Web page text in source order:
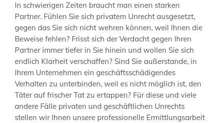
In schwierigen Zeiten braucht man einen starken
Partner. Fühlen Sie sich privatem Unrecht ausgesetzt,
gegen das Sie sich nicht wehren können, weil Ihnen die
Beweise fehlen? Frisst sich der Verdacht gegen Ihren
Partner immer tiefer in Sie hinein und wollen Sie sich
endlich Klarheit verschaffen? Sind Sie außerstande, in
Ihrem Unternehmen ein geschäftsschädigendes
Verhalten zu unterbinden, weil es nicht möglich ist, den
Täter auf frischer Tat zu ertappen? Für diese und viele
andere Fälle privaten und geschäftlichen Unrechts
stellen wir Ihnen unsere professionelle Ermittlungsarbeit